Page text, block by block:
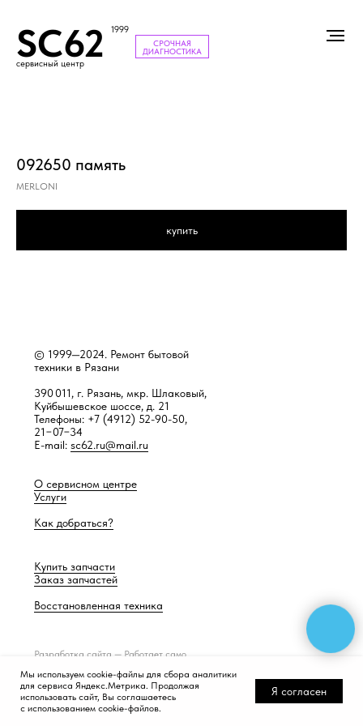
SC62 1999
сервисный центр
СРОЧНАЯ
ДИАГНОСТИКА
092650 память
MERLONI
купить
Разработка сайта — Работает само
© 1999—2024. Ремонт бытовой
техники в Рязани
390 011, г. Рязань, мкр. Шлаковый,
Куйбышевское шоссе, д. 21
Телефоны: +7 (4912) 52-90-50,
21−07−34
E-mail: sc62.ru@mail.ru
О сервисном центре
Услуги
Как добраться?
Купить запчасти
Заказ запчастей
Восстановленная техника
Мы используем cookie-файлы для сбора аналитики
для сервиса Яндекс.Метрика. Продолжая
использовать сайт, Вы соглашаетесь
с использованием cookie-файлов.
Я согласен